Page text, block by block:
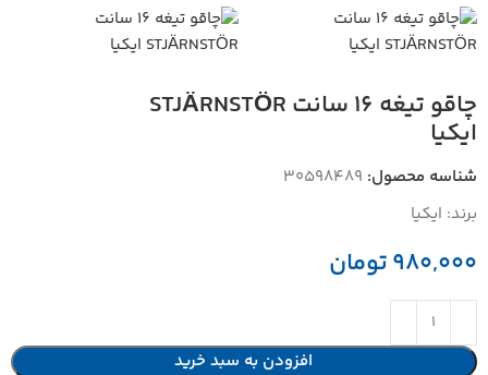
چاقو تیغه 16 سانت STJÄRNSTÖR
ایکیا
شناسه محصول: 30598489
برند: ایکیا
980,000تومان
افزودن به سبد خرید